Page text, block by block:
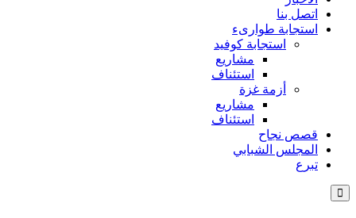
اتصل بنا
استجابة طوارىء
استجابة كوفيد
مشاريع
استئناف
أزمة غزة
مشاريع
استئناف
قصص نجاح
المجلس الشبابي
تبرع